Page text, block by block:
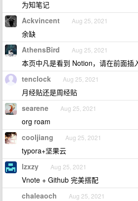
为知笔记
Ackvincent Aug 25, 2021
余缺
AthensBird Aug 25, 2021
本页中凡是看到 Notion，请在前面插
tenclock Aug 25, 2021
月经贴还是周经贴
searene Aug 25, 2021
org roam
cooljiang Aug 25, 2021
typora+坚果云
lzxzy Aug 25, 2021
Vnote + Github 完美搭配
chaleaoch Aug 25, 2021